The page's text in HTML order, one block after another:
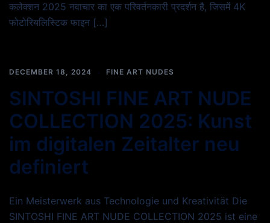
कलेक्शन 2025 नवाचार का एक परिवर्तनकारी प्रदर्शन है, जिसमें 4K
फोटोरियलिस्टिक फाइन […]
DECEMBER 18, 2024 FINE ART NUDES
SINTOSHI FINE ART NUDE
COLLECTION 2025: Kunst
im digitalen Zeitalter neu
definiert
Ein Meisterwerk aus Technologie und Kreativität Die
SINTOSHI FINE ART NUDE COLLECTION 2025 ist eine